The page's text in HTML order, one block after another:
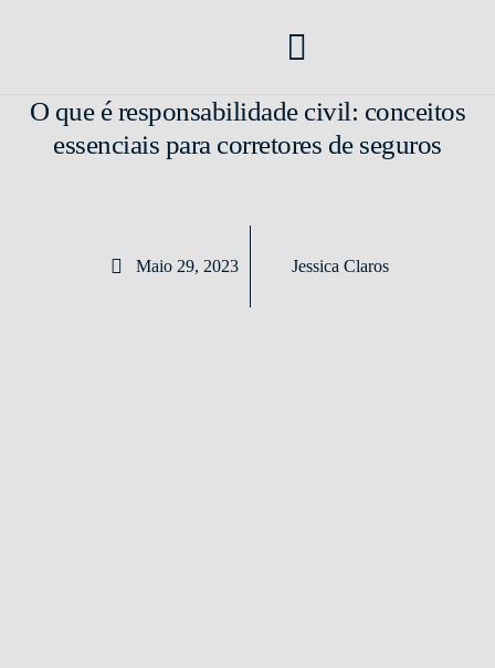
O que é responsabilidade civil: conceitos
essenciais para corretores de seguros
Maio 29, 2023 Jessica Claros